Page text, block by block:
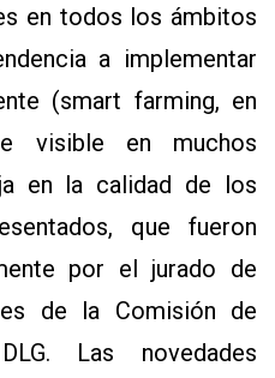
en todos los ámbitos
a implementar
(smart farming, en
visible en muchos
en la calidad de los
que fueron
por el jurado de
de la Comisión de
Las novedades